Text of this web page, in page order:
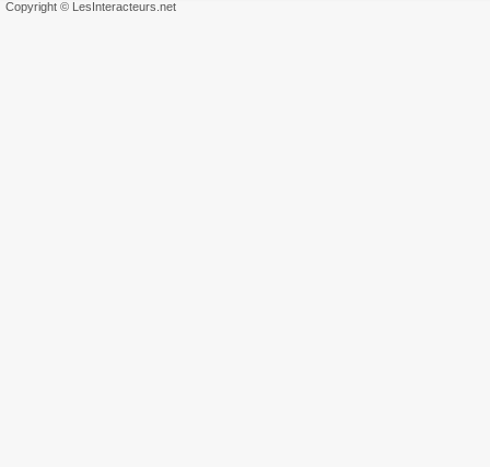
Copyright © LesInteracteurs.net